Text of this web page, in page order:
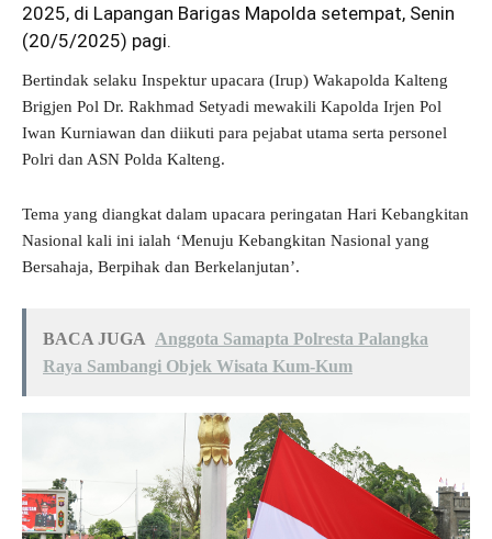
2025, di Lapangan Barigas Mapolda setempat, Senin
(20/5/2025) pagi.
Bertindak selaku Inspektur upacara (Irup) Wakapolda Kalteng
Brigjen Pol Dr. Rakhmad Setyadi mewakili Kapolda Irjen Pol
Iwan Kurniawan dan diikuti para pejabat utama serta personel
Polri dan ASN Polda Kalteng.
Tema yang diangkat dalam upacara peringatan Hari Kebangkitan
Nasional kali ini ialah ‘Menuju Kebangkitan Nasional yang
Bersahaja, Berpihak dan Berkelanjutan’.
BACA JUGA Anggota Samapta Polresta Palangka
Raya Sambangi Objek Wisata Kum-Kum